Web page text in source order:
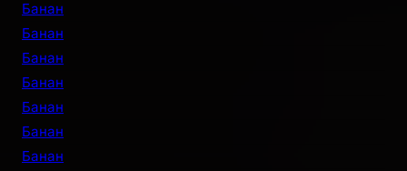
Банан
Банан
Банан
Банан
Банан
Банан
Банан